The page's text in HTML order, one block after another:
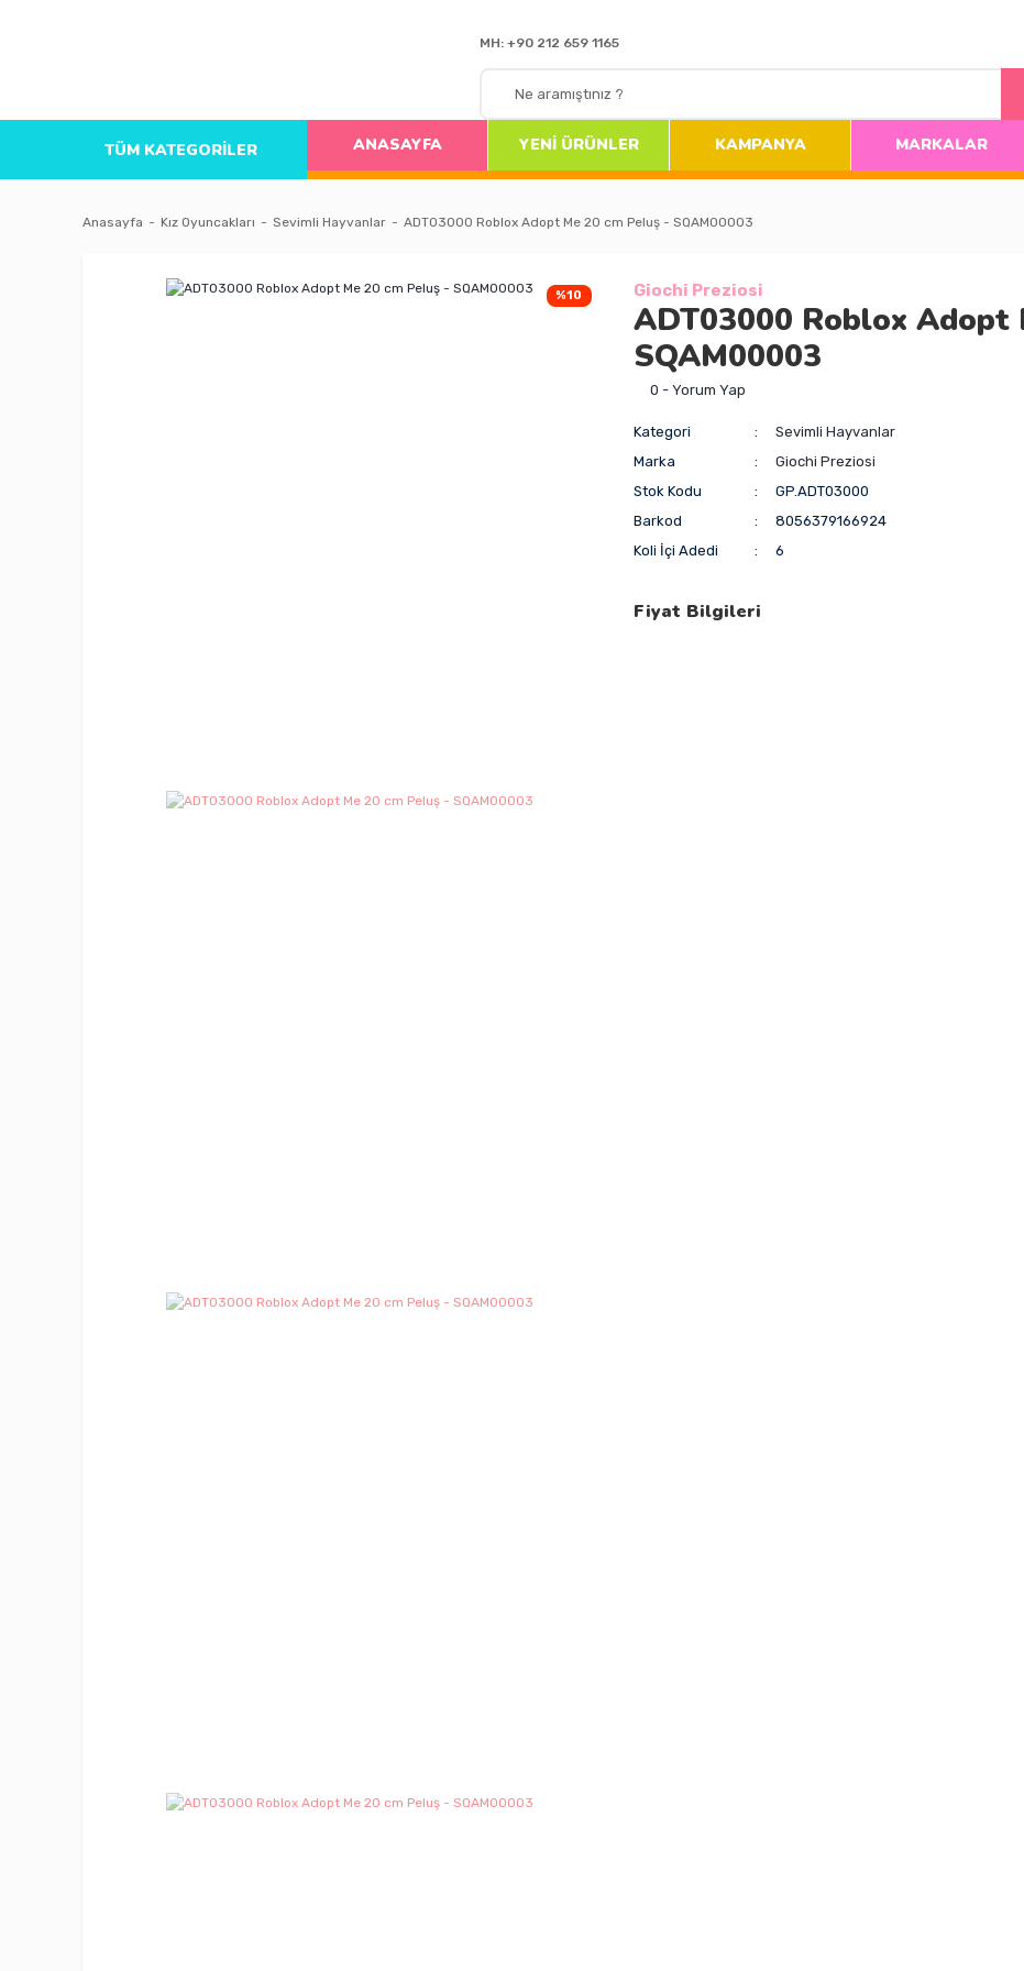
MH: +90 212 659 1165
TÜM KATEGORİLER ANASAYFA YENİ ÜRÜNLER KAMPANYA MARKALAR
Anasayfa Kız Oyuncakları Sevimli Hayvanlar ADT03000 Roblox Adopt Me 20 cm Peluş - SQAM00003
%10 Giochi Preziosi
ADT03000 Roblox Adopt
SQAM00003
0 - Yorum Yap
Kategori
Sevimli Hayvanlar
Marka
Giochi Preziosi
Stok Kodu
GP.ADT03000
Barkod
8056379166924
Koli İçi Adedi
6
Fiyat Bilgileri